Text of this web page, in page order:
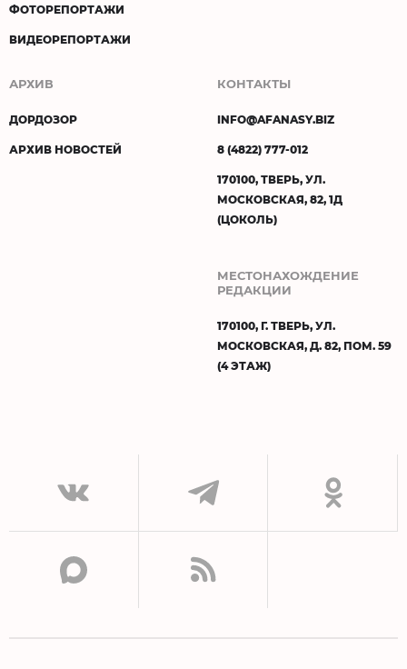
ФОТОРЕПОРТАЖИ
ВИДЕОРЕПОРТАЖИ
АРХИВ
ДОРДОЗОР
АРХИВ НОВОСТЕЙ
КОНТАКТЫ
INFO@AFANASY.BIZ
8 (4822) 777-012
170100, ТВЕРЬ, УЛ.
МОСКОВСКАЯ, 82, 1Д
(ЦОКОЛЬ)
МЕСТОНАХОЖДЕНИЕ
РЕДАКЦИИ
170100, Г. ТВЕРЬ, УЛ.
МОСКОВСКАЯ, Д. 82, ПОМ. 59
(4 ЭТАЖ)